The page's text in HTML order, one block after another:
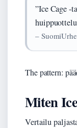
”Ice Cage
–
The pattern:
Miten
Vertailu